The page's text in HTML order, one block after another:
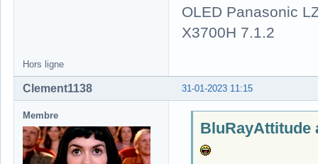
OLED Panasonic
X3700H 7.1.2
Hors ligne
31-01-2023 11:15
Clement1138
Membre
BluRayAttitude